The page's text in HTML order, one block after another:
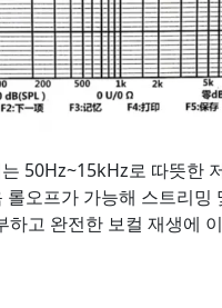
50Hz~15kHz로 따뜻한
롤오프가 가능해 스트리밍
하고 완전한 보컬 재생에